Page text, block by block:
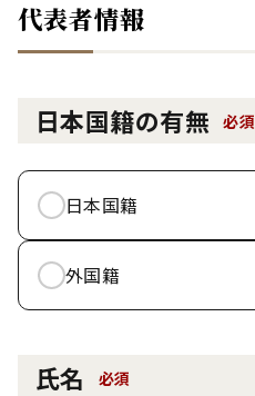
代表者情報
日本国籍の有無 必須
日本国籍
外国籍
氏名 必須